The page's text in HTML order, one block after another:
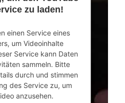
Consent
Platform&eRecht24
zu laden!
einen Service eines
um Videoinhalte
Service kann Daten
sammeln. Bitte
durch und stimmen
des Service zu, um
anzusehen.